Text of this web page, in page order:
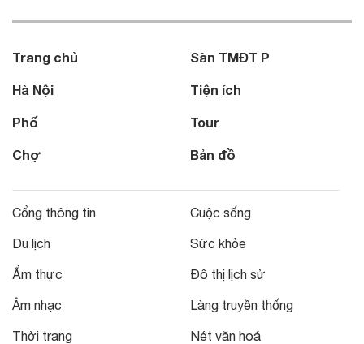
Trang chủ
Hà Nội
Phố
Chợ
Sàn TMĐT P
Tiện ích
Tour
Bản đồ
Cổng thông tin
Du lịch
Ẩm thực
Âm nhạc
Thời trang
Cuộc sống
Sức khỏe
Đô thị lịch sử
Làng truyền thống
Nét văn hoá